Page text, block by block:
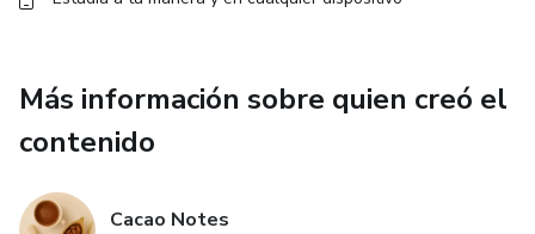
Más información sobre quien creó el
contenido
Cacao Notes